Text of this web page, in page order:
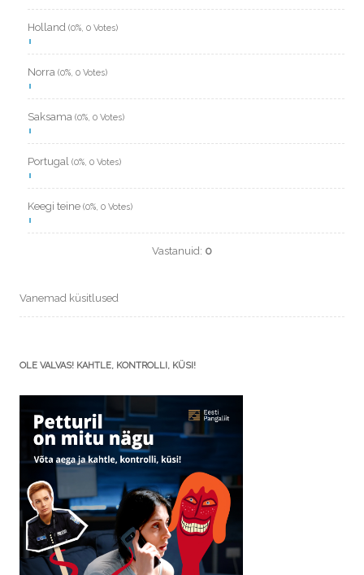
Holland (0%, 0 Votes)
Norra (0%, 0 Votes)
Saksama (0%, 0 Votes)
Portugal (0%, 0 Votes)
Keegi teine (0%, 0 Votes)
Vastanuid: 0
Vanemad küsitlused
OLE VALVAS! KAHTLE, KONTROLLI, KÜSI!